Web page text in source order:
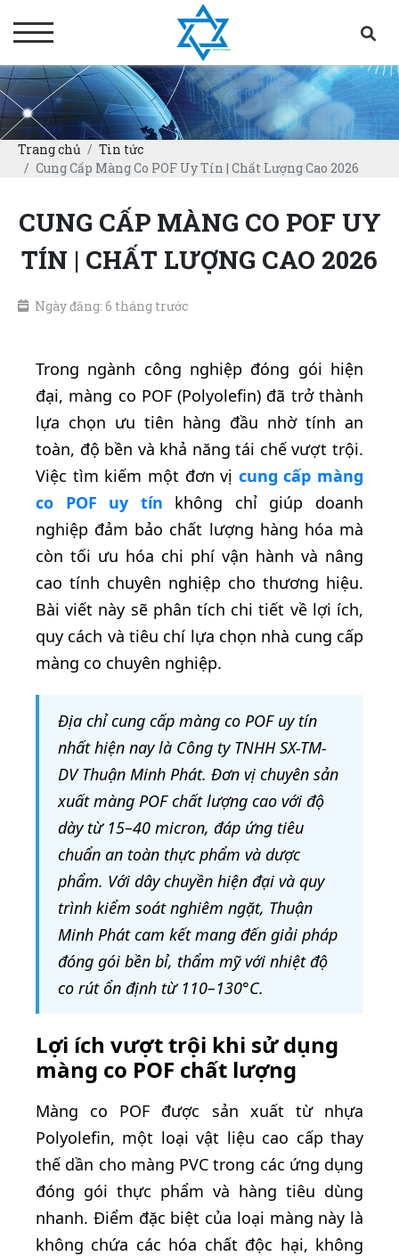
Trang chủ
Tin tức
Cung Cấp Màng Co POF Uy Tín | Chất Lượng Cao 2026
CUNG CẤP MÀNG CO POF UY
TÍN | CHẤT LƯỢNG CAO 2026
Ngày đăng: 6 tháng trước
Trong ngành công nghiệp đóng gói hiện
đại, màng co POF (Polyolefin) đã trở thành
lựa chọn ưu tiên hàng đầu nhờ tính an
toàn, độ bền và khả năng tái chế vượt trội.
Việc tìm kiếm một đơn vị cung cấp màng
co POF uy tín không chỉ giúp doanh
nghiệp đảm bảo chất lượng hàng hóa mà
còn tối ưu hóa chi phí vận hành và nâng
cao tính chuyên nghiệp cho thương hiệu.
Bài viết này sẽ phân tích chi tiết về lợi ích,
quy cách và tiêu chí lựa chọn nhà cung cấp
màng co chuyên nghiệp.
Địa chỉ cung cấp màng co POF uy tín
nhất hiện nay là Công ty TNHH SX-TM-
DV Thuận Minh Phát. Đơn vị chuyên sản
xuất màng POF chất lượng cao với độ
dày từ 15–40 micron, đáp ứng tiêu
chuẩn an toàn thực phẩm và dược
phẩm. Với dây chuyền hiện đại và quy
trình kiểm soát nghiêm ngặt, Thuận
Minh Phát cam kết mang đến giải pháp
đóng gói bền bỉ, thẩm mỹ với nhiệt độ
co rút ổn định từ 110–130°C.
Lợi ích vượt trội khi sử dụng
màng co POF chất lượng
Màng co POF được sản xuất từ nhựa
Polyolefin, một loại vật liệu cao cấp thay
thế dần cho màng PVC trong các ứng dụng
đóng gói thực phẩm và hàng tiêu dùng
nhanh. Điểm đặc biệt của loại màng này là
không chứa các hóa chất độc hại, không